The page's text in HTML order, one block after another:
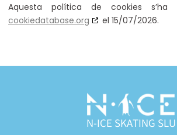
Aquesta política de cookies s’ha
cookiedatabase.org
el 15/07/2026.
N-ICE SKATING SLU